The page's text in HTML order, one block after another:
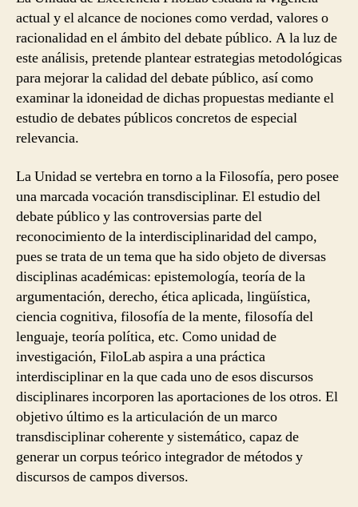
actual y el alcance de nociones como verdad, valores o
racionalidad en el ámbito del debate público. A la luz de
este análisis, pretende plantear estrategias metodológicas
para mejorar la calidad del debate público, así como
examinar la idoneidad de dichas propuestas mediante el
estudio de debates públicos concretos de especial
relevancia.
La Unidad se vertebra en torno a la Filosofía, pero posee
una marcada vocación transdisciplinar. El estudio del
debate público y las controversias parte del
reconocimiento de la interdisciplinaridad del campo,
pues se trata de un tema que ha sido objeto de diversas
disciplinas académicas: epistemología, teoría de la
argumentación, derecho, ética aplicada, lingüística,
ciencia cognitiva, filosofía de la mente, filosofía del
lenguaje, teoría política, etc. Como unidad de
investigación, FiloLab aspira a una práctica
interdisciplinar en la que cada uno de esos discursos
disciplinares incorporen las aportaciones de los otros. El
objetivo último es la articulación de un marco
transdisciplinar coherente y sistemático, capaz de
generar un corpus teórico integrador de métodos y
discursos de campos diversos.